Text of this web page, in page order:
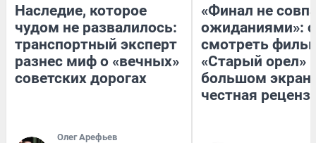
Наследие, которое
чудом не развалилось:
транспортный эксперт
разнес миф о «вечных»
советских дорогах
Олег Арефьев
«Финал не
ожиданиями»:
смотреть
«Старый орел»
большом
честная